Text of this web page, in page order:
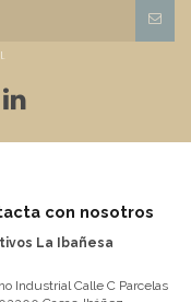
con nosotros
La Ibañesa
Industrial Calle C Parcelas